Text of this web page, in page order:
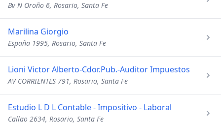
Bv N Oroño 6, Rosario, Santa Fe
Marilina Giorgio
España 1995, Rosario, Santa Fe
Lioni Victor Alberto-Cdor.Pub.-Auditor Impuestos
AV CORRIENTES 791, Rosario, Santa Fe
Estudio L D L Contable - Impositivo - Laboral
Callao 2634, Rosario, Santa Fe